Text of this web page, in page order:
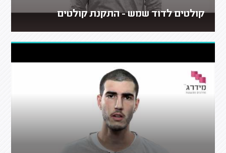
קולטים לדוד שמש - התקנת קולטים